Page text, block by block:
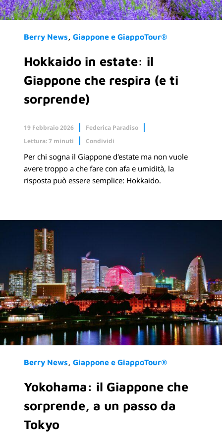
Berry News Giappone e GiappoTour®
Hokkaido in estate: il
Giappone che respira (e ti
sorprende)
19 Febbraio 2026
Federica Paradiso
Lettura: 7 minuti
Condividi
Facebook X.com
Linkedin
Per chi sogna il Giappone d'estate ma non vuole
avere troppo a che fare con afa e umidità, la
risposta può essere semplice: Hokkaido.
Berry News Giappone e GiappoTour®
Yokohama: il Giappone che
sorprende, a un passo da
Tokyo